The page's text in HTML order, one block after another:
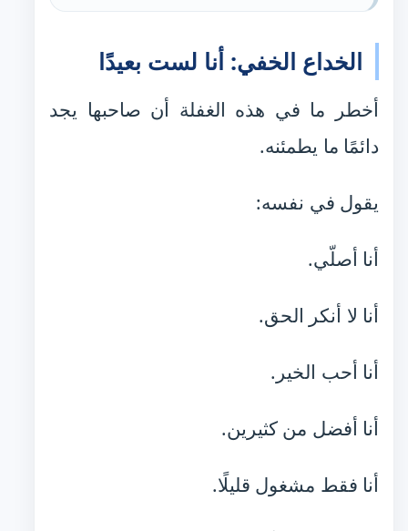
الخداع الخفي: أنا لست بعيدًا
أخطر ما في هذه الغفلة أن صاحبها يجد
دائمًا ما يطمئنه.
يقول في نفسه:
أنا أصلّي.
أنا لا أنكر الحق.
أنا أحب الخير.
أنا أفضل من كثيرين.
أنا فقط مشغول قليلًا.